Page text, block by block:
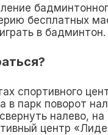
бесплатных
в бадминтон.
спортивного
в парк поворот
налево,
центр